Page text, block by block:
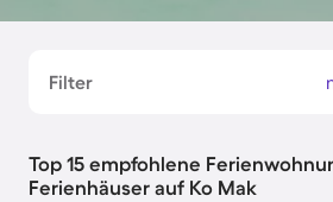
Filter
Top 15 empfohlene
Ferienhäuser auf Ko Mak